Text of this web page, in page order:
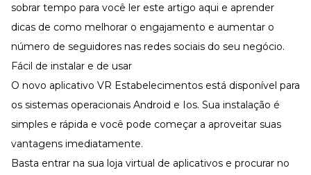
sobrar tempo para você ler este artigo aqui e aprender
dicas de como melhorar o engajamento e aumentar o
número de seguidores nas redes sociais do seu negócio.
Fácil de instalar e de usar
O novo aplicativo VR Estabelecimentos está disponível para
os sistemas operacionais Android e Ios. Sua instalação é
simples e rápida e você pode começar a aproveitar suas
vantagens imediatamente.
Basta entrar na sua loja virtual de aplicativos e procurar no